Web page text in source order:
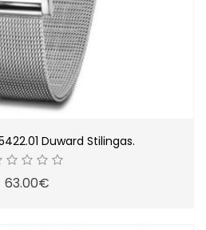
Duward Stilingas.
63.00€